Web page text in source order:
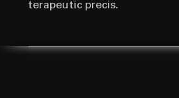
terapeutic precis.